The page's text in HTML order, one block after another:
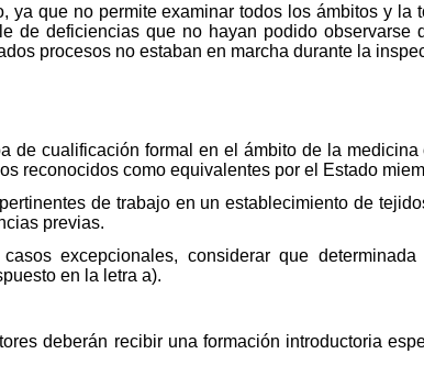
ya que no permite examinar todos los ámbitos y la
de deficiencias que no hayan podido observarse
procesos no estaban en marcha durante la
de cualificación formal en el ámbito de la
reconocidos como equivalentes por el Estado
de trabajo en un establecimiento de
previas.
excepcionales, considerar que
en la letra a).
deberán recibir una formación introductoria